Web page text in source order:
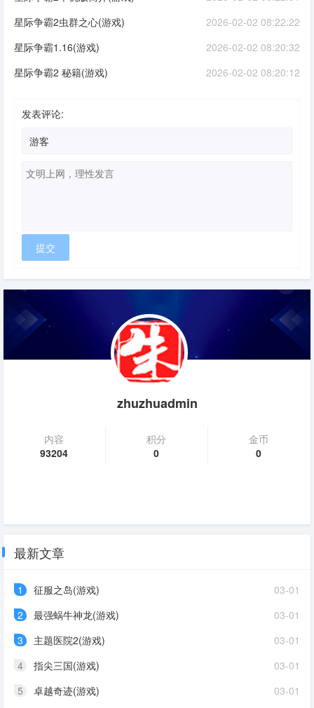
2026-02-02 08:22:22
星际争霸2虫群之心(游戏)
2026-02-02 08:20:32
星际争霸1.16(游戏)
2026-02-02 08:20:12
星际争霸2 秘籍(游戏)
发表评论:
zhuzhuadmin
内容
93204
积分
0
金币
0
最新文章
03-01
1
征服之岛(游戏)
03-01
2
最强蜗牛神龙(游戏)
03-01
3
主题医院2(游戏)
03-01
4
指尖三国(游戏)
03-01
5
卓越奇迹(游戏)